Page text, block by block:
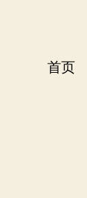
首页